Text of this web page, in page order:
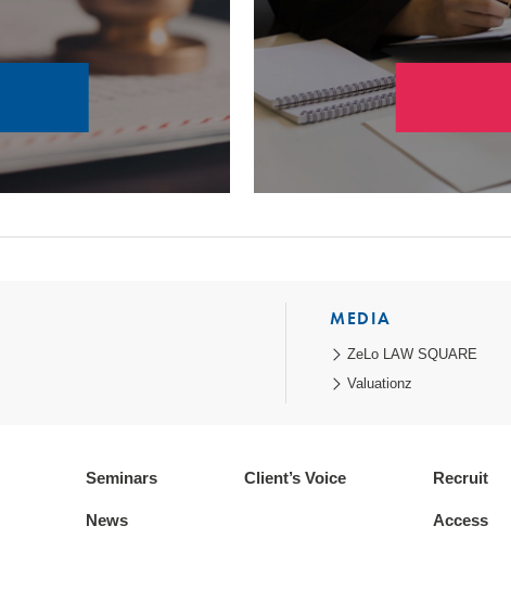
MEDIA
ZeLo LAW SQUARE
Valuationz
Seminars
News
Client’s Voice Recruit
Access